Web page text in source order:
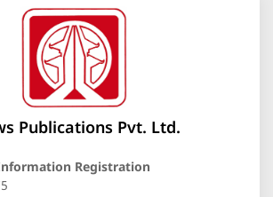
Publications Pvt. Ltd.
Registration